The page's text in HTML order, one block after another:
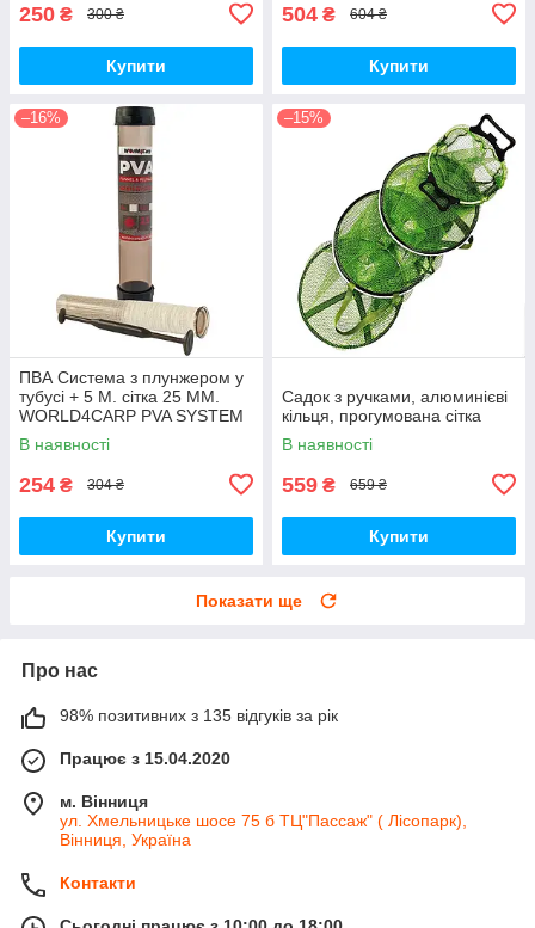
250 ₴ 300 ₴
Купити
504 ₴ 604 ₴
Купити
–16%
ПВА Система з плунжером у
тубусі + 5 М. сітка 25 ММ.
WORLD4CARP PVA SYSTEM
В наявності
254 ₴ 304 ₴
Купити
–15%
Садок з ручками, алюминієві
кільця, прогумована сітка
В наявності
559 ₴ 659 ₴
Купити
Показати ще
Про нас
98% позитивних з 135 відгуків за рік
Працює з 15.04.2020
м. Вінниця
ул. Хмельницьке шосе 75 б ТЦ"Пассаж" ( Лісопарк),
Вінниця, Україна
Контакти